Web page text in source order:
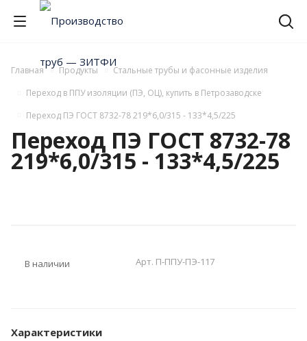
Главная Продукты
Стальные трубы и фасонные изделия
Переход в ППУ изоляции (ПЭ, ОЦ), купить в Петрозаводске
Переход ПЭ ГОСТ 8732-78 219*6,0/315 - 133*4,5/225
Переход ПЭ ГОСТ 8732-78
219*6,0/315 - 133*4,5/225
В наличии Арт. П-ППУ-ПЭ-117
Характеристики